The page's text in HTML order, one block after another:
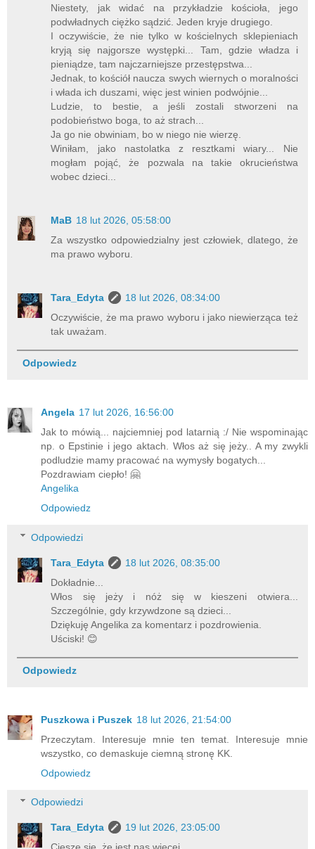
Niestety, jak widać na przykładzie kościoła, jego
podwładnych ciężko sądzić. Jeden kryje drugiego.
I oczywiście, że nie tylko w kościelnych sklepieniach
kryją się najgorsze występki... Tam, gdzie władza i
pieniądze, tam najczarniejsze przestępstwa...
Jednak, to kościół naucza swych wiernych o moralności
i włada ich duszami, więc jest winien podwójnie...
Ludzie, to bestie, a jeśli zostali stworzeni na
podobieństwo boga, to aż strach...
Ja go nie obwiniam, bo w niego nie wierzę.
Winiłam, jako nastolatka z resztkami wiary... Nie
mogłam pojąć, że pozwala na takie okrucieństwa
wobec dzieci...
MaB 18 lut 2026, 05:58:00
Za wszystko odpowiedzialny jest człowiek, dlatego, że
ma prawo wyboru.
Tara_Edyta
18 lut 2026, 08:34:00
Oczywiście, że ma prawo wyboru i jako niewierząca też
tak uważam.
Odpowiedz
Angela 17 lut 2026, 16:56:00
Jak to mówią... najciemniej pod latarnią :/ Nie wspominając
np. o Epstinie i jego aktach. Włos aż się jeży.. A my zwykli
podludzie mamy pracować na wymysły bogatych...
Pozdrawiam ciepło! 🤗
Angelika
Odpowiedz
Odpowiedzi
Tara_Edyta
18 lut 2026, 08:35:00
Dokładnie...
Włos się jeży i nóż się w kieszeni otwiera...
Szczególnie, gdy krzywdzone są dzieci...
Dziękuję Angelika za komentarz i pozdrowienia.
Uściski! 😊
Odpowiedz
Puszkowa i Puszek 18 lut 2026, 21:54:00
Przeczytam. Interesuje mnie ten temat. Interesuje mnie
wszystko, co demaskuje ciemną stronę KK.
Odpowiedz
Odpowiedzi
Tara_Edyta
19 lut 2026, 23:05:00